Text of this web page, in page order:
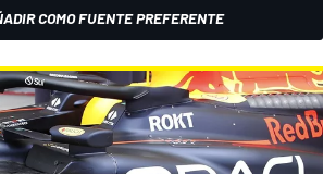
COMO FUENTE PREFERENTE